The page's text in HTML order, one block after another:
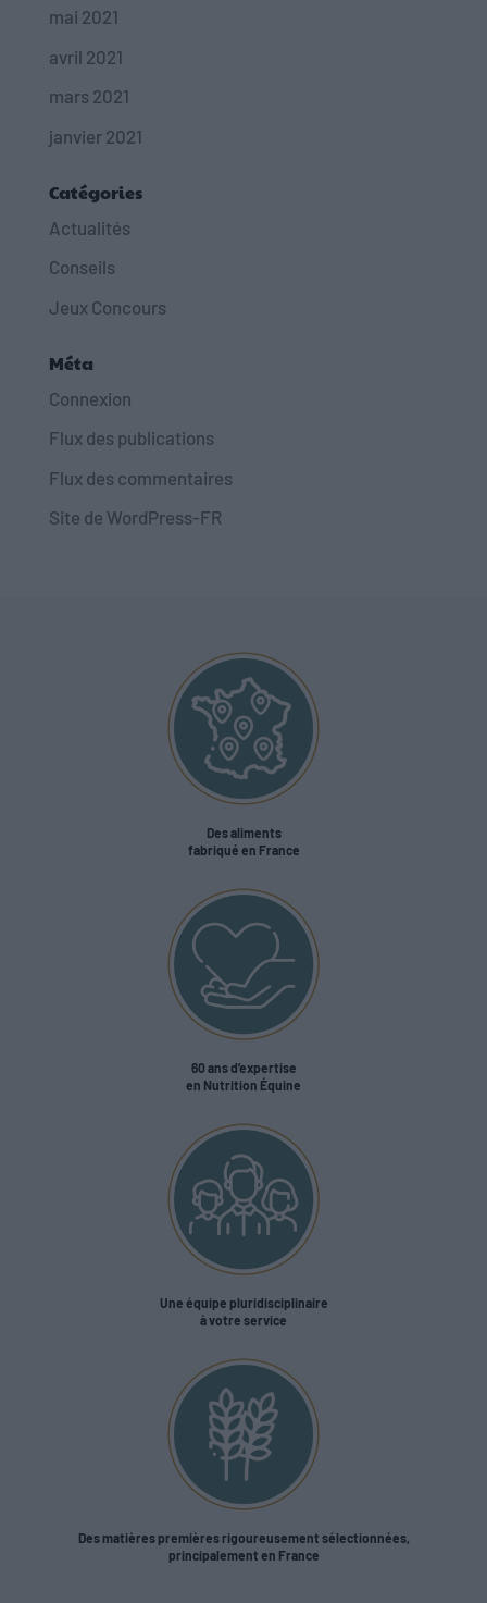
mai 2021
avril 2021
mars 2021
janvier 2021
Catégories
Actualités
Conseils
Jeux Concours
Méta
Connexion
Flux des publications
Flux des commentaires
Site de WordPress-FR
Des aliments
fabriqué en France
60 ans d’expertise
en Nutrition Équine
Une équipe pluridisciplinaire
à votre service
Des matières premières rigoureusement sélectionnées,
principalement en France